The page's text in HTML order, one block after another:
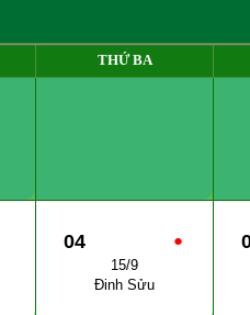
THỨ BA
●
04
15/9
Đinh Sửu